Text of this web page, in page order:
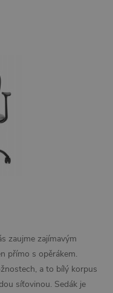
zaujme zajímavým
přímo s opěrákem.
a to bílý korpus
síťovinou. Sedák je